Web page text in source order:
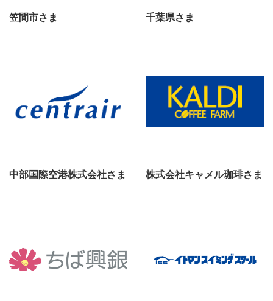
笠間市さま 千葉県さま
中部国際空港株式会社さま 株式会社キャメル珈琲さま